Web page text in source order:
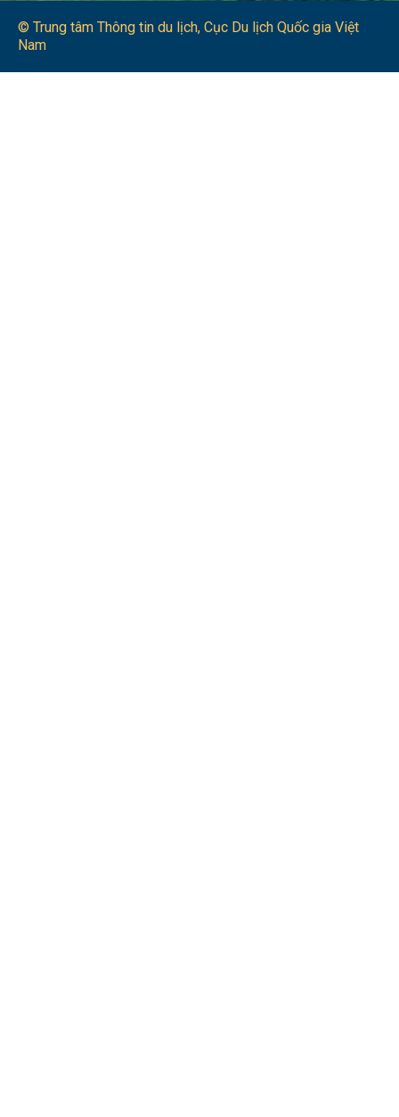
© Trung tâm Thông tin du lịch​, Cục Du lịch Quốc gia Việt
Nam